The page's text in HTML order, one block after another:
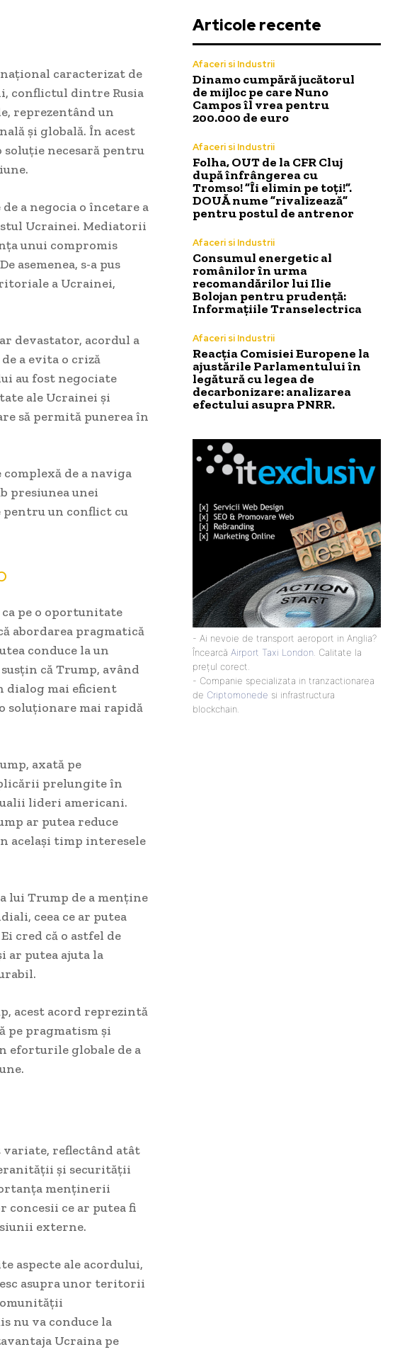
caracterizat de
conflictul dintre Rusia
reprezentând un
și globală. În acest
soluție necesară pentru
a negocia o încetare a
Ucrainei. Mediatorii
unui compromis
asemenea, s-a pus
a Ucrainei,
devastator, acordul a
a evita o criză
au fost negociate
ale Ucrainei și
să permită punerea în
de a naviga
presiunea unei
un conflict cu
pe o oportunitate
abordarea pragmatică
conduce la un
că Trump, având
dialog mai eficient
soluționare mai rapidă
axată pe
prelungite în
lideri americani.
ar putea reduce
același timp interesele
lui Trump de a menține
ceea ce ar putea
cred că o astfel de
ar putea ajuta la
acest acord reprezintă
pe pragmatism și
eforturile globale de a
variate, reflectând atât
și securității
menținerii
ce ar putea fi
externe.
aspecte ale acordului,
asupra unor teritorii
nu va conduce la
Ucraina pe
Articole recente
Afaceri si Industrii
Dinamo cumpără jucătorul
de mijloc pe care Nuno
Campos îl vrea pentru
200.000 de euro
Afaceri si Industrii
Folha, OUT de la CFR Cluj
după înfrângerea cu
Tromso! ”Îi elimin pe toți!”.
DOUĂ nume ”rivalizează”
pentru postul de antrenor
Afaceri si Industrii
Consumul energetic al
românilor în urma
recomandărilor lui Ilie
Bolojan pentru prudență:
Informațiile Transelectrica
Afaceri si Industrii
Reacția Comisiei Europene la
ajustările Parlamentului în
legătură cu legea de
decarbonizare: analizarea
efectului asupra PNRR.
- Ai nevoie de transport aeroport in Anglia?
Încearcă Airport Taxi London . Calitate la
prețul corect.
- Companie specializata in tranzactionarea
de Criptomonede si infrastructura
blockchain.